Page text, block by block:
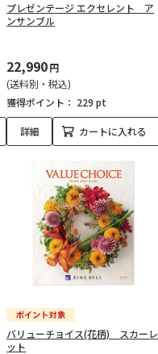
プレゼンテージ エクセレント ア
ンサンブル
22,990円
(送料別・税込)
獲得ポイント： 229 pt
詳細 カートに入れる
バリューチョイス(花柄) スカーレ
ット